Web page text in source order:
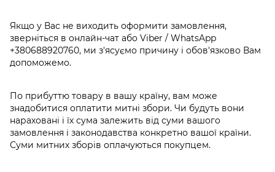
Якщо у Вас не виходить оформити замовлення,
зверніться в онлайн-чат або Viber / WhatsApp
+380688920760, ми з'ясуємо причину і обов'язково Вам
допоможемо.
По прибуттю товару в вашу країну, вам може
знадобитися оплатити митні збори. Чи будуть вони
нараховані і їх сума залежить від суми вашого
замовлення і законодавства конкретно вашої країни.
Суми митних зборів оплачуються покупцем.